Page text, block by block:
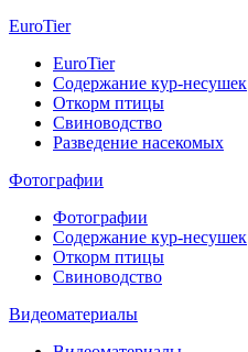
EuroTier
EuroTier
Содержание кур-несушек
Откорм птицы
Свиноводство
Разведение насекомых
Фотографии
Фотографии
Содержание кур-несушек
Откорм птицы
Свиноводство
Видеоматериалы